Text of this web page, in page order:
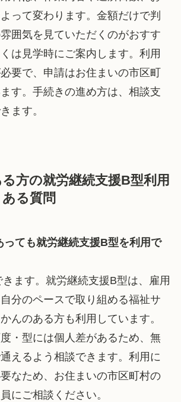
って変わります。金額だけで判
囲気を見ていただくのがおすす
は見学時にご案内します。利用
要で、申請はお住まいの市区町
す。手続きの進め方は、相談支
ます。
方の就労継続支援B型利用
る質問
っても就労継続支援B型を利用で
ます。就労継続支援B型は、雇用
分のペースで取り組める福祉サ
んのある方も利用しています。
・型には個人差があるため、無
えるよう相談できます。利用に
なため、お住まいの市区町村の
にご相談ください。